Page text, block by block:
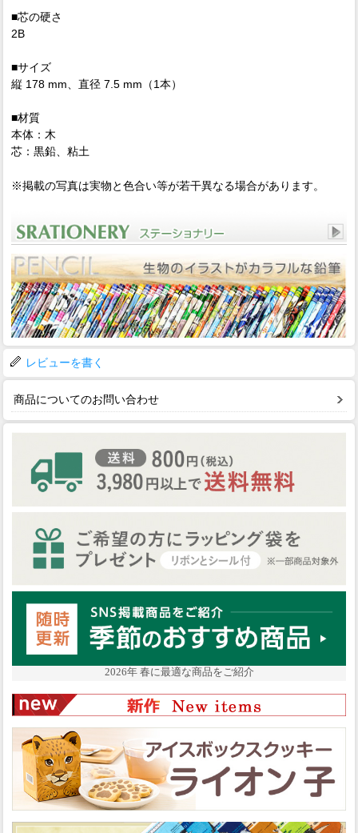
■芯の硬さ
2B
■サイズ
縦 178 mm、直径 7.5 mm（1本）
■材質
本体：木
芯：黒鉛、粘土
※掲載の写真は実物と色合い等が若干異なる場合があります。
レビューを書く
商品についてのお問い合わせ